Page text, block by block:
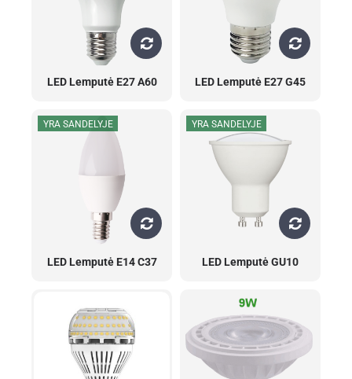
LED Lemputė E27 A60 LED Lemputė E27 G45
YRA SANDELYJE
LED Lemputė E14 C37
YRA SANDELYJE
LED Lemputė GU10